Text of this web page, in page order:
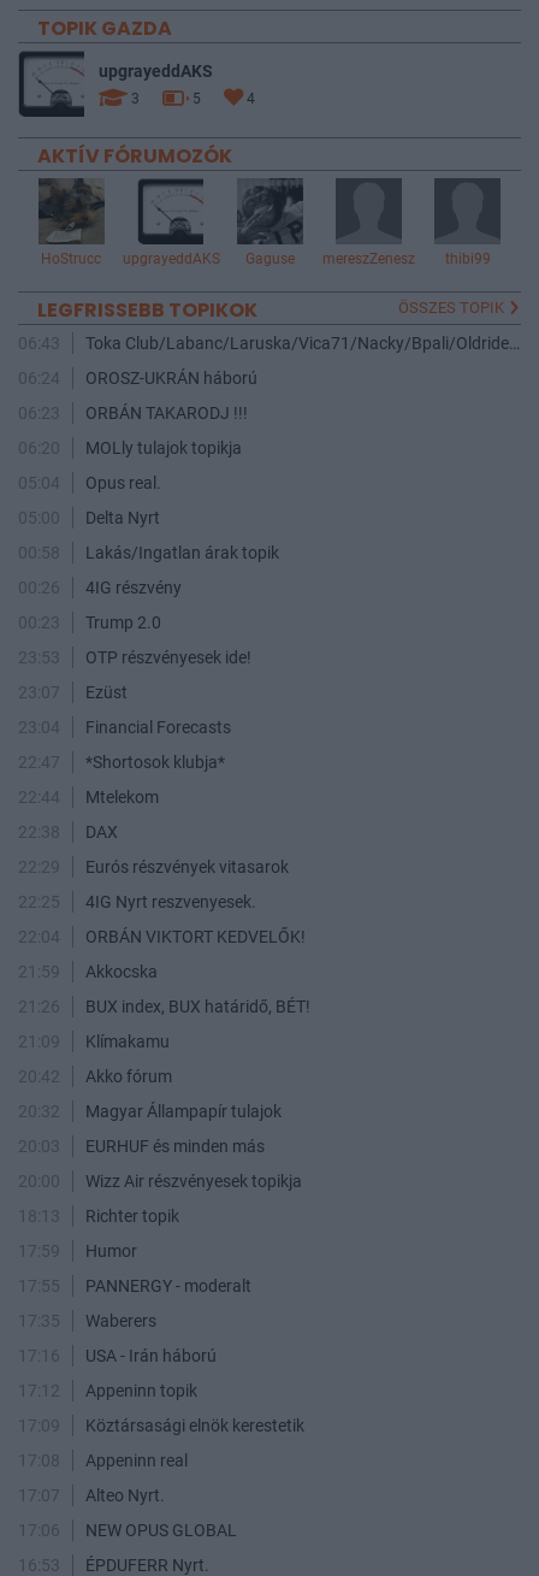
TOPIK GAZDA
upgrayeddAKS
3 5 4
AKTÍV FÓRUMOZÓK
HoStrucc upgrayeddAKS Gaguse mereszZenesz thibi99
LEGFRISSEBB TOPIKOK ÖSSZES TOPIK
06:43
06:24
OROSZ-UKRÁN háború
06:23
ORBÁN TAKARODJ !!!
06:20
MOLly tulajok topikja
05:04
Opus real.
05:00
Delta Nyrt
00:58
Lakás/Ingatlan árak topik
00:26
4IG részvény
00:23
Trump 2.0
23:53
OTP részvényesek ide!
23:07
Ezüst
23:04
Financial Forecasts
22:47
*Shortosok klubja*
22:44
Mtelekom
22:38
DAX
22:29
Eurós részvények vitasarok
22:25
4IG Nyrt reszvenyesek.
22:04
ORBÁN VIKTORT KEDVELŐK!
21:59
Akkocska
21:26
BUX index, BUX határidő, BÉT!
21:09
Klímakamu
20:42
Akko fórum
20:32
Magyar Állampapír tulajok
20:03
EURHUF és minden más
20:00
Wizz Air részvényesek topikja
18:13
Richter topik
17:59
Humor
17:55
PANNERGY - moderalt
17:35
Waberers
17:16
USA - Irán háború
17:12
Appeninn topik
17:09
Köztársasági elnök kerestetik
17:08
Appeninn real
17:07
Alteo Nyrt.
17:06
NEW OPUS GLOBAL
16:53
ÉPDUFERR Nyrt.